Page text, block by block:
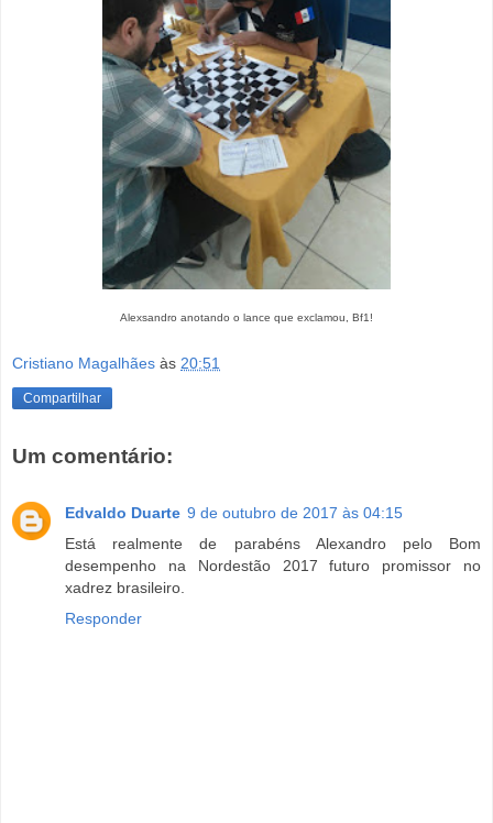
Alexsandro anotando o lance que exclamou, Bf1!
Cristiano Magalhães às 20:51
Compartilhar
Um comentário:
Edvaldo Duarte 9 de outubro de 2017 às 04:15
Está realmente de parabéns Alexandro pelo Bom
desempenho na Nordestão 2017 futuro promissor no
xadrez brasileiro.
Responder